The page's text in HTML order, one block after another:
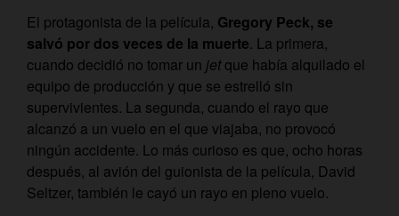
El protagonista de la película, Gregory Peck, se
salvó por dos veces de la muerte. La primera,
cuando decidió no tomar un jetque había alquilado el
equipo de producción y que se estrelló sin
supervivientes. La segunda, cuando el rayo que
alcanzó a un vuelo en el que viajaba, no provocó
ningún accidente. Lo más curioso es que, ocho horas
después, al avión del guionista de la película, David
Seltzer, también le cayó un rayo en pleno vuelo.